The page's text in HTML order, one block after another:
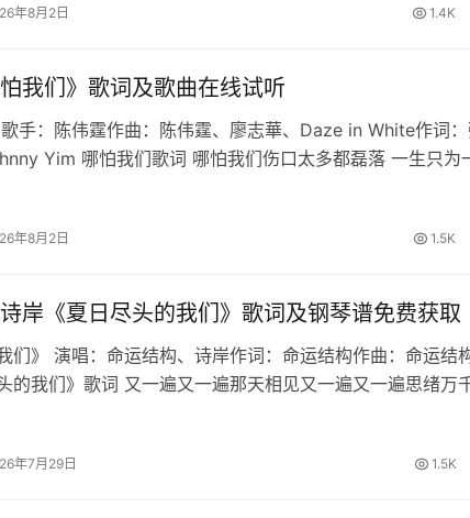
年8月2日 1.4K
我们》歌词及歌曲在线试听
歌手：陈伟霆作曲：陈伟霆、廖志華、Daze in White作词
Yim 哪怕我们歌词 哪怕我们伤口太多都磊落 一生只为
年8月2日 1.5K
岸《夏日尽头的我们》歌词及钢琴谱免费获取
们》 演唱：命运结构、诗岸作词：命运结构作曲：命运结
的我们》歌词 又一遍又一遍那天相见又一遍又一遍思绪万
年7月29日 1.5K